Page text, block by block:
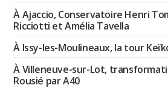
À Ajaccio, Conservatoire Henri
Ricciotti et Amélia Tavella
À Issy-les-Moulineaux, la tour
À Villeneuve-sur-Lot,
Rousié par A40